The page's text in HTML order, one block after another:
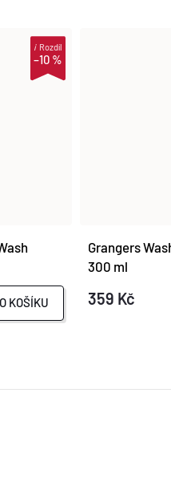
–10 %
iRozdíl
KOŠÍKU
Grangers
300 ml
359 Kč